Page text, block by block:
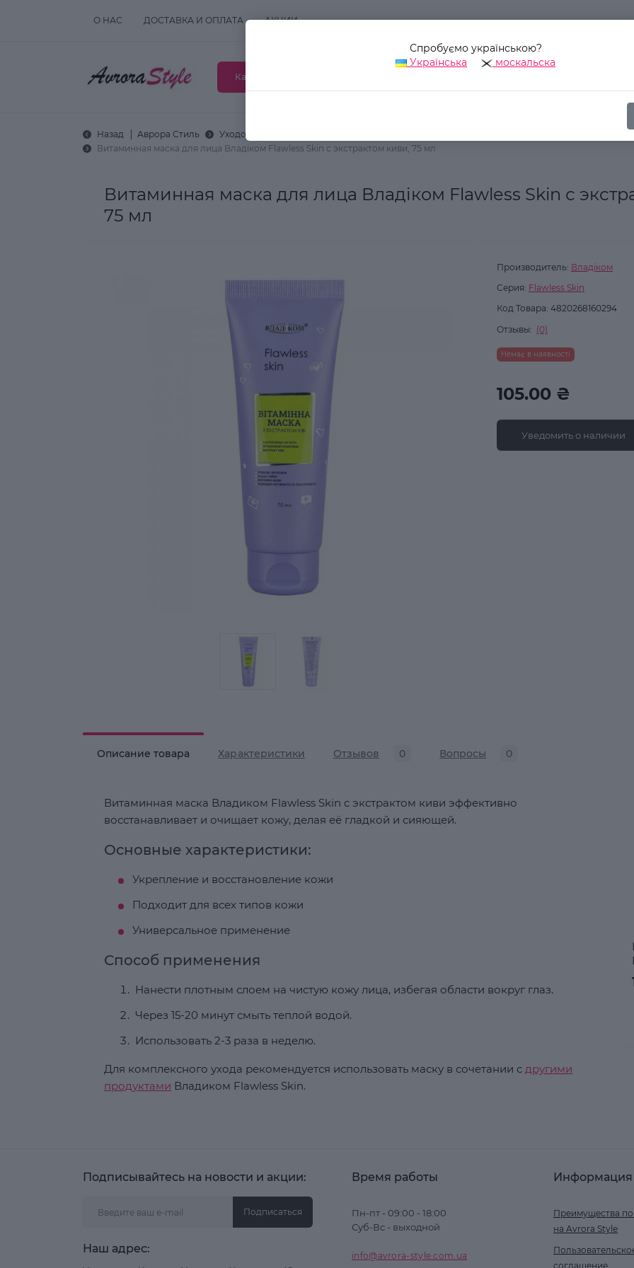
О НАС ДОСТАВКА И ОПЛАТА АКЦИИ
Каталог товаров
Назад Аврора Стиль Уходовая косметика
Витаминная маска для лица Владіком Flawless Skin с экстрактом киви, 75 мл
Спробуємо українською?
Українська
москальска
Витаминная маска для лица Владіком Flawless Skin с
75 мл
Производитель: Владіком
Серия: Flawless Skin
Код Товара: 4820268160294
Отзывы: (0)
Немає в наявності
105.00 ₴
Уведомить о наличии
Описание товара Характеристики Отзывов 0 Вопросы 0
Витаминная маска Владиком Flawless Skin с экстрактом киви эффективно
восстанавливает и очищает кожу, делая её гладкой и сияющей.
Основные характеристики:
Укрепление и восстановление кожи
Подходит для всех типов кожи
Универсальное применение
Способ применения
Нанести плотным слоем на чистую кожу лица, избегая области вокруг глаз.
Через 15-20 минут смыть теплой водой.
Использовать 2-3 раза в неделю.
Для комплексного ухода рекомендуется использовать маску в сочетании с другими
продуктами Владиком Flawless Skin.
Подписывайтесь на новости и акции:
Подписаться
Наш адрес:
Время работы
Пн-пт - 09:00 - 18:00
Суб-Вс - выходной
info@avrora-style.com.ua
Информация
Преимущества
на Avrora Style
соглашение